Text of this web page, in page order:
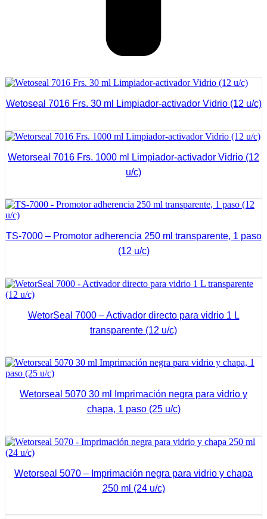
Wetoseal 7016 Frs. 30 ml Limpiador-activador Vidrio (12 u/c)
Wetorseal 7016 Frs. 1000 ml Limpiador-activador Vidrio (12
u/c)
TS-7000 – Promotor adherencia 250 ml transparente, 1 paso
(12 u/c)
WetorSeal 7000 – Activador directo para vidrio 1 L
transparente (12 u/c)
Wetorseal 5070 30 ml Imprimación negra para vidrio y
chapa, 1 paso (25 u/c)
Wetorseal 5070 – Imprimación negra para vidrio y chapa
250 ml (24 u/c)